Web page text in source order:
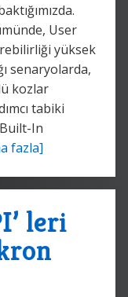
User
yüksek
senaryolarda,
kozlar
tabiki
In
fazla]
leri